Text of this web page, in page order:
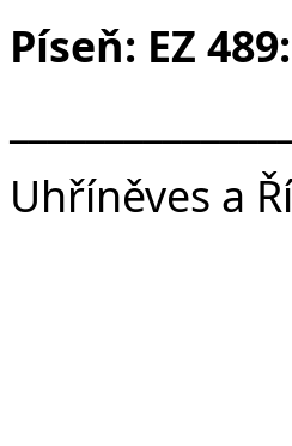
Píseň: EZ
Uhříněves a